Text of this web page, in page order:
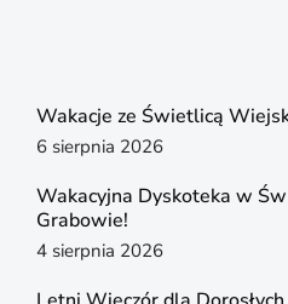
Wakacje ze Świetlicą
6 sierpnia 2026
Wakacyjna Dyskoteka w
Grabowie!
4 sierpnia 2026